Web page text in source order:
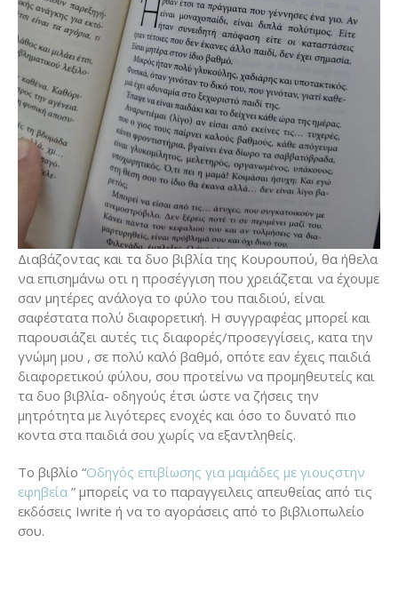
Διαβάζοντας και τα δυο βιβλία της Κουρουπού, θα ήθελα
να επισημάνω οτι η προσέγγιση που χρειάζεται να έχουμε
σαν μητέρες ανάλογα το φύλο του παιδιού, είναι
σαφέστατα πολύ διαφορετική. Η συγγραφέας μπορεί και
παρουσιάζει αυτές τις διαφορές/προσεγγίσεις, κατα την
γνώμη μου , σε πολύ καλό βαθμό, οπότε εαν έχεις παιδιά
διαφορετικού φύλου, σου προτείνω να προμηθευτείς και
τα δυο βιβλία- οδηγούς έτσι ώστε να ζήσεις την
μητρότητα με λιγότερες ενοχές και όσο το δυνατό πιο
κοντα στα παιδιά σου χωρίς να εξαντληθείς.
Το βιβλίο “Οδηγός επιβίωσης για μαμάδες με γιουςστην
εφηβεία ” μπορείς να το παραγγειλεις απευθείας από τις
εκδόσεις Iwrite ή να το αγοράσεις από το βιβλιοπωλείο
σου.